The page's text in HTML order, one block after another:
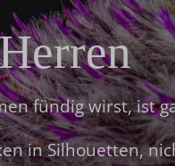
fündig wirst, ist
in Silhouetten,